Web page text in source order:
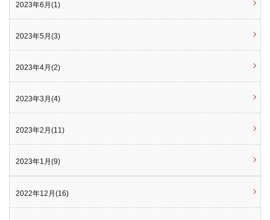
2023年6月(1)
2023年5月(3)
2023年4月(2)
2023年3月(4)
2023年2月(11)
2023年1月(9)
2022年12月(16)